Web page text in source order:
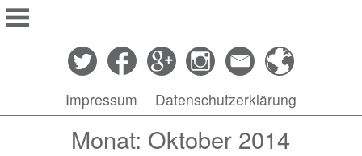
Springe
zu
Impressum Datenschutzerklärung
Monat: Oktober 2014